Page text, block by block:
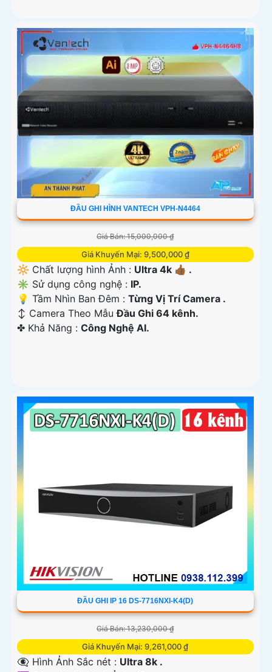
ĐẦU GHI HÌNH VANTECH VPH-N4464
Giá Bán: 15,000,000 ₫
Giá Khuyến Mại: 9,500,000 ₫
🔆 Chất lượng hình Ảnh : Ultra 4k 👍🏾 .
✳️ Sử dụng công nghệ : IP.
💡 Tầm Nhìn Ban Đêm : Từng Vị Trí Camera .
↕️ Camera Theo MẫuĐầu Ghi 64 kênh.
️✤ Khả Năng : Công Nghệ AI.
ĐẦU GHI IP 16 DS-7716NXI-K4(D)
Giá Bán: 13,230,000 ₫
Giá Khuyến Mại: 9,261,000 ₫
👁️‍🗨 Hình Ảnh Sắc nét : Ultra 8k .